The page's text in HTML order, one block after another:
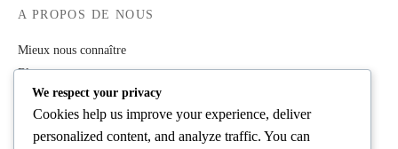
A PROPOS DE NOUS
Mieux nous connaître
Blog
Dépôts-ventes de luxe
We respect your privacy
Cookies help us improve your experience, deliver
personalized content, and analyze traffic. You can